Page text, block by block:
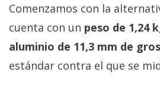
Comenzamos con la
cuenta con un peso de 1,24
aluminio de 11,3 mm de
estándar contra el que se